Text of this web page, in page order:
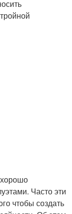
Часто эти
чтобы создать